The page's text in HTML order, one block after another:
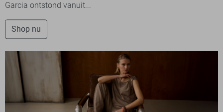
Garcia ontstond vanuit...
Shop nu